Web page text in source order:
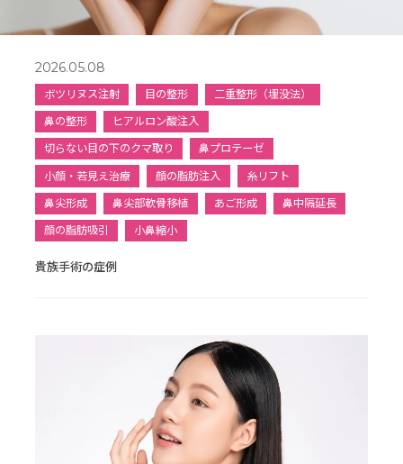
2026.05.08
ボツリヌス注射 目の整形 二重整形（埋没法）
鼻の整形 ヒアルロン酸注入
切らない目の下のクマ取り 鼻プロテーゼ
小顔・若見え治療 顔の脂肪注入 糸リフト
鼻尖形成 鼻尖部軟骨移植 あご形成 鼻中隔延長
顔の脂肪吸引 小鼻縮小
貴族手術の症例